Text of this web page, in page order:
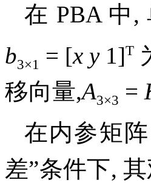
在 PBA 中
b3×1 = [x y1]T
移向量,A3×3 =
在内参矩
差”条件下,